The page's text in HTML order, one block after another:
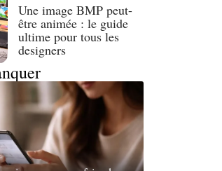
Une image BMP peut-
être animée : le guide
ultime pour tous les
designers